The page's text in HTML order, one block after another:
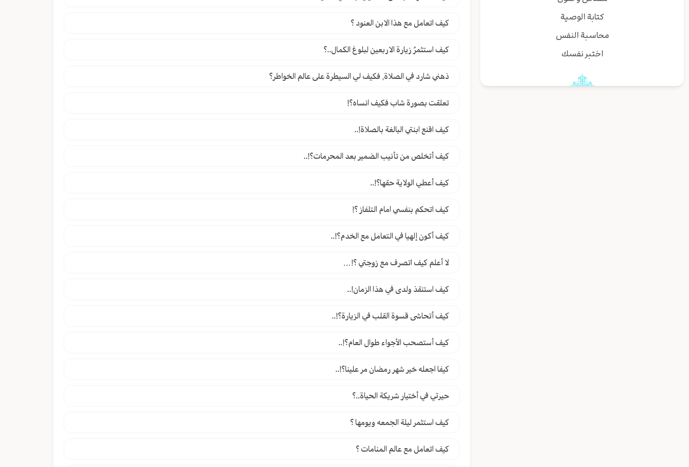
كتابة الوصية
محاسبة النفس
اختبر نفسك
كيف اتعامل مع هذا الابن العنود ؟
كيف استثمرُ زيارة الاربعين لبلوغ الكمال..؟
ذهني شارد في الصلاة, فكيف لي السيطرة على عالم الخواطر؟
تعلقت بصورة شاب فكيف انساه؟!
كيف اقنع ابنتي البالغة بالصلاة!..
كيف أتخلص من تأنيب الضمير بعد المحرمات؟!..
كيف أعطي الولاية حقها؟!..
كيف اتحكم بنفسي امام التلفاز ؟!
كيف أكون إلهيا في التعامل مع الخدم؟!..
لا أعلم كيف اتصرف مع زوجتي ؟!…
کيف استنقذ ولدی في هذا الزمان!..
كيف أتحاشى قسوة القلب في الزيارة؟!..
كيف أستصحب الأجواء طوال العام؟!..
كيفا اجعله خير شهر رمضان مر علينا؟!..
حيرتي في أختيار شريكة الحياة..؟
كيف استثمر ليلة الجمعه ويومها ؟
كيف اتعامل مع عالم المنامات ؟